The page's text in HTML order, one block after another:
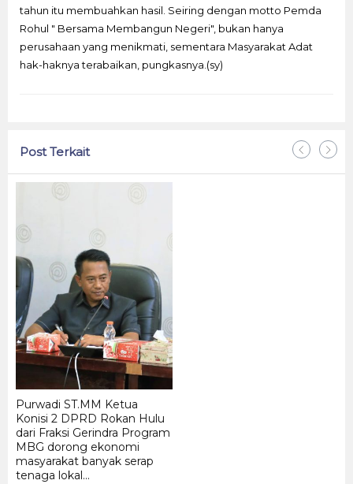
tahun itu membuahkan hasil. Seiring dengan motto Pemda
Rohul " Bersama Membangun Negeri", bukan hanya
perusahaan yang menikmati, sementara Masyarakat Adat
hak-haknya terabaikan, pungkasnya.(sy)
Post Terkait
Purwadi ST.MM Ketua
Konisi 2 DPRD Rokan Hulu
dari Fraksi Gerindra Program
MBG dorong ekonomi
masyarakat banyak serap
tenaga lokal...